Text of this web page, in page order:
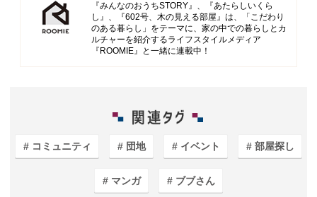
『みんなのおうちSTORY』、『あたらしいくら
し』、『602号、木の見える部屋』は、「こだわり
のある暮らし」をテーマに、家の中での暮らしとカ
ルチャーを紹介するライフスタイルメディア
『ROOMIE』と一緒に連載中！
コミュニティ 団地 イベント 部屋探し
マンガ ブブさん